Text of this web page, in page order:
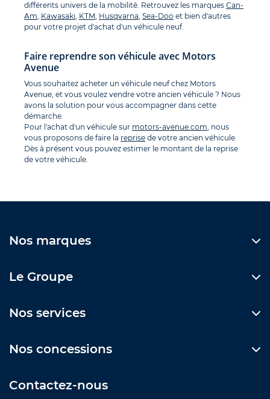
différents univers de la mobilité. Retrouvez les marques Can-
Am, Kawasaki, KTM, Husqvarna, Sea-Doo et bien d'autres
pour votre projet d'achat d'un véhicule neuf.
Faire reprendre son véhicule avec Motors
Avenue
Vous souhaitez acheter un véhicule neuf chez Motors
Avenue, et vous voulez vendre votre ancien véhicule ? Nous
avons la solution pour vous accompagner dans cette
démarche.
Pour l'achat d'un véhicule sur motors-avenue.com, nous
vous proposons de faire la reprise de votre ancien véhicule.
Dès à présent vous pouvez estimer le montant de la reprise
de votre véhicule.
Nos marques
Le Groupe
Nos services
Nos concessions
Contactez-nous